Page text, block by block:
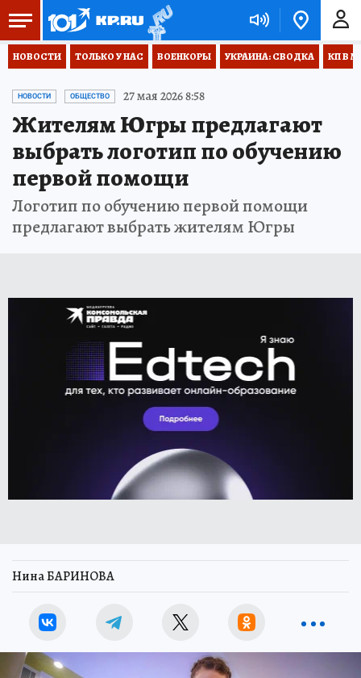
НОВОСТИ ТОЛЬКО У НАС ВОЕНКОРЫ УКРАИНА: СВОДКА КП В
НОВОСТИ ОБЩЕСТВО 27 мая 2026 8:58
Жителям Югры предлагают
выбрать логотип по обучению
первой помощи
Логотип по обучению первой помощи
предлагают выбрать жителям Югры
Нина БАРИНОВА